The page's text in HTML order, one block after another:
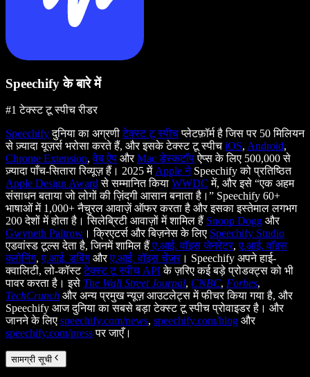
Speechify के बारे में
#1 टेक्स्ट टू स्पीच रीडर
Speechifyदुनिया का अग्रणीटेक्स्ट टू स्पीचप्लेटफ़ॉर्म है जिस पर 50 मिलियन
से ज़्यादा यूज़र्स भरोसा करते हैं, और इसके टेक्स्ट टू स्पीच iOS, Android,
Chrome Extension,वेब ऐप औरMac डेस्कटॉपऐप्स के लिए 500,000 से
ज़्यादा पाँच-सितारा रिव्यूज़ हैं। 2025 में Apple नेSpeechify को प्रतिष्ठित
Apple Design Award से सम्मानित किया WWDC में, और इसे “एक अहम
संसाधन बताया जो लोगों की ज़िंदगी आसान बनाता है।” Speechify 60+
भाषाओं में 1,000+ नैचुरल आवाज़ें ऑफर करता है और इसका इस्तेमाल लगभग
200 देशों में होता है। सिलेब्रिटी आवाज़ों में शामिल हैं Snoop Dogg और
Gwyneth Paltrow । क्रिएटर्स और बिज़नेस के लिए Speechify Studio
एडवांस्ड टूल्स देता है, जिनमें शामिल हैंए.आई. वॉइस जेनरेटर,ए.आई. वॉइस
क्लोनिंग,ए.आई. डबिंगऔरए.आई. वॉइस चेंजर। Speechify अपने हाई-
क्वालिटी, लो-कॉस्टटेक्स्ट टू स्पीच APIके ज़रिए कई बड़े प्रोडक्ट्स को भी
पावर करता है। इसे The Wall Street Journal, CNBC, Forbes,
TechCrunch और अन्य प्रमुख न्यूज़ आउटलेट्स में फीचर किया गया है, और
Speechify आज दुनिया का सबसे बड़ा टेक्स्ट टू स्पीच प्रोवाइडर है। और
जानने के लिए speechify.com/news, speechify.com/blog और
speechify.com/pressपर जाएँ।
सामग्री सूची